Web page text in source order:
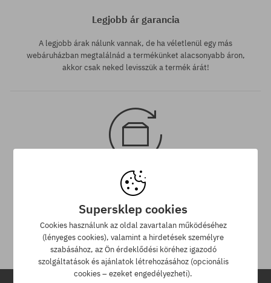
Legjobb ár garancia
A legjobb árak nálunk vannak, de ha véletlenül egy más
webáruházban megtalálnád a termékünket alacsonyabb áron,
akkor csak neked levisszük a termék árát!
30 nap az áru viszaküldésére
A termék visszaküldésére a csomag kézhezvételétől számítva
30 napod van.
Supersklep cookies
Cookies használunk az oldal zavartalan működéséhez
(lényeges cookies), valamint a hirdetések személyre
szabásához, az Ön érdeklődési köréhez igazodó
szolgáltatások és ajánlatok létrehozásához (opcionális
cookies – ezeket engedélyezheti).